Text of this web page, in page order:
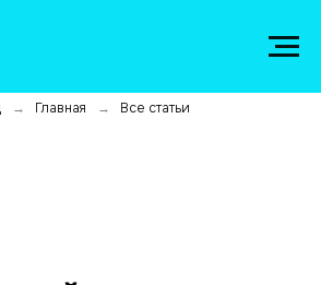
→ Главная → Все статьи